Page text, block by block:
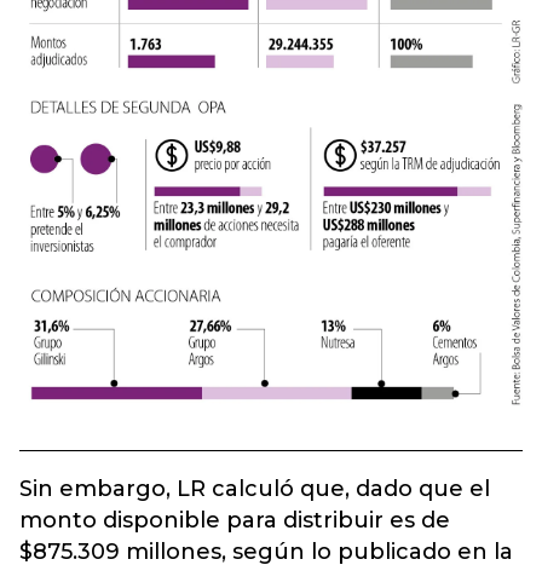
Sin embargo, LR calculó que, dado que el
monto disponible para distribuir es de
$875.309 millones, según lo publicado en la